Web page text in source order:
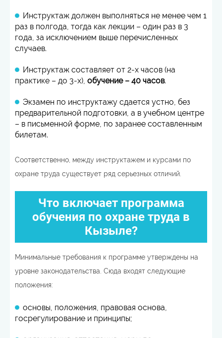
Инструктаж должен выполняться не менее чем 1
раз в полгода, тогда как лекции – один раз в 3
года, за исключением выше перечисленных
случаев.
Инструктаж составляет от 2-х часов (на
практике – до 3-х), обучение – 40 часов.
Экзамен по инструктажу сдается устно, без
предварительной подготовки, а в учебном центре
– в письменной форме, по заранее составленным
билетам.
Соответственно, между инструктажем и курсами по
охране труда существует ряд серьезных отличий.
Что включает программа
обучения по охране труда в
Кызыле?
Минимальные требования к программе утверждены на
уровне законодательства. Сюда входят следующие
положения:
основы, положения, правовая основа,
госрегулирование и принципы;